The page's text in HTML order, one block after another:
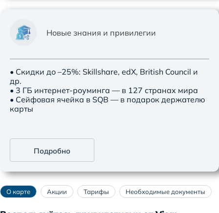
Новые знания и привилегии
• Скидки до –25%: Skillshare, edX, British Council и
др.
• 3 ГБ интернет-роуминга — в 127 странах мира
• Сейфовая ячейка в SQB — в подарок держателю
карты
Подробно
О карте Акции Тарифы Необходимые документы